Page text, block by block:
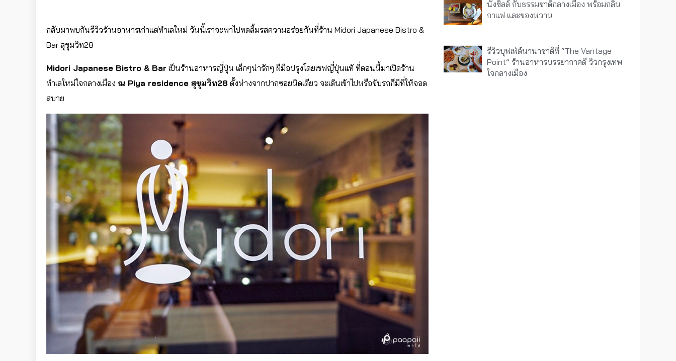
กลับมาพบกันรีวิวร้านอาหารเก่าแต่ทำเลใหม่ วันนี้เราจะพาไปทดลิ้มรสความอร่อยกันที่ร้าน Midori Japanese Bistro &
Bar สุขุมวิท28
Midori Japanese Bistro & Bar เป็นร้านอาหารญี่ปุ่น เล็กๆน่ารักๆ ฝีมือปรุงโดยเชฟญี่ปุ่นแท้ ที่ตอนนี้มาเปิดร้าน
ทำเลใหม่ใจกลางเมือง ณ Piya residence สุขุมวิท28 ตั้งห่างจากปากซอยนิดเดียว จะเดินเข้าไปหรือขับรถก็มีที่ให้จอด
สบาย
นั่งชิลล์ กับธรรมชาติกลางเมือง พร้อมกลิ่น
กาแฟ และของหวาน
รีวิวบุฟเฟ่ต์นานาชาติที่ “The Vantage
Point” ร้านอาหารบรรยากาศดี วิวกรุงเทพ
ใจกลางเมือง